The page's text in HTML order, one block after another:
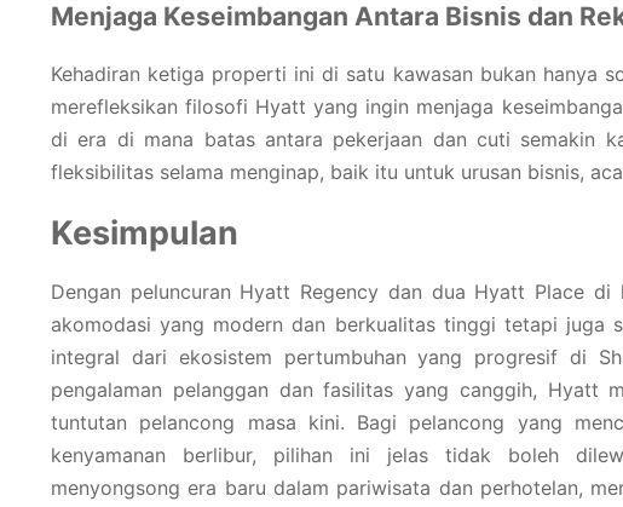
Menjaga Keseimbangan Antara Bisnis dan
Kehadiran ketiga properti ini di satu kawasan bukan hanya
merefleksikan filosofi Hyatt yang ingin menjaga
di era di mana batas antara pekerjaan dan cuti semakin
fleksibilitas selama menginap, baik itu untuk urusan bisnis,
Kesimpulan
Dengan peluncuran Hyatt Regency dan dua Hyatt Place
akomodasi yang modern dan berkualitas tinggi tetapi juga
integral dari ekosistem pertumbuhan yang progresif di
pengalaman pelanggan dan fasilitas yang canggih, Hyatt
tuntutan pelancong masa kini. Bagi pelancong yang
kenyamanan berlibur, pilihan ini jelas tidak boleh
menyongsong era baru dalam pariwisata dan perhotelan,